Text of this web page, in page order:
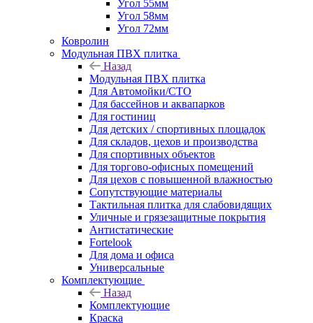
Угол 55мм
Угол 58мм
Угол 72мм
Ковролин
Модульная ПВХ плитка
Назад
Модульная ПВХ плитка
Для Автомойки/СТО
Для бассейнов и аквапарков
Для гостиниц
Для детских / спортивных площадок
Для складов, цехов и производства
Для спортивных объектов
Для торгово-офисных помещений
Для цехов с повышенной влажностью
Сопутствующие материалы
Тактильная плитка для слабовидящих
Уличные и грязезащитные покрытия
Антистатические
Fortelook
Для дома и офиса
Универсальные
Комплектующие
Назад
Комплектующие
Краска